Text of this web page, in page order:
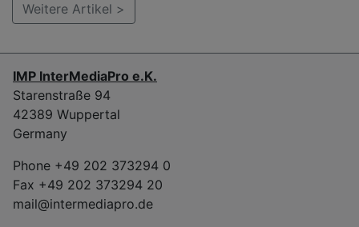
Weitere Artikel >
IMP InterMediaPro e.K.
Starenstraße 94
42389 Wuppertal
Germany
Phone +49 202 373294 0
Fax +49 202 373294 20
mail@intermediapro.de